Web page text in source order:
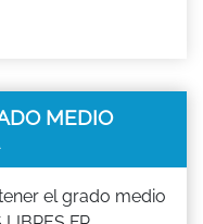
MEDIO
el grado medio